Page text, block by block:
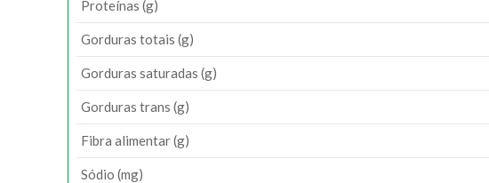
Proteínas (g)
Gorduras totais (g)
Gorduras saturadas (g)
Gorduras trans (g)
Fibra alimentar (g)
Sódio (mg)